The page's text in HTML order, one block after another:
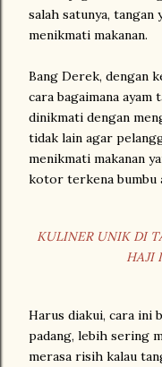
salah satunya, tangan
menikmati makanan.
Bang Derek, dengan
cara bagaimana
dinikmati dengan
tidak lain agar
menikmati makanan
kotor terkena bumbu
KULINER UNIK DI
HAJI
Harus diakui, cara ini
padang, lebih sering
merasa risih kalau